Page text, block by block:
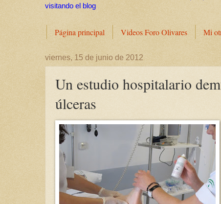
visitando el blog
Página principal Videos Foro Olivares Mi
viernes, 15 de junio de 2012
Un estudio hospitalario
úlceras